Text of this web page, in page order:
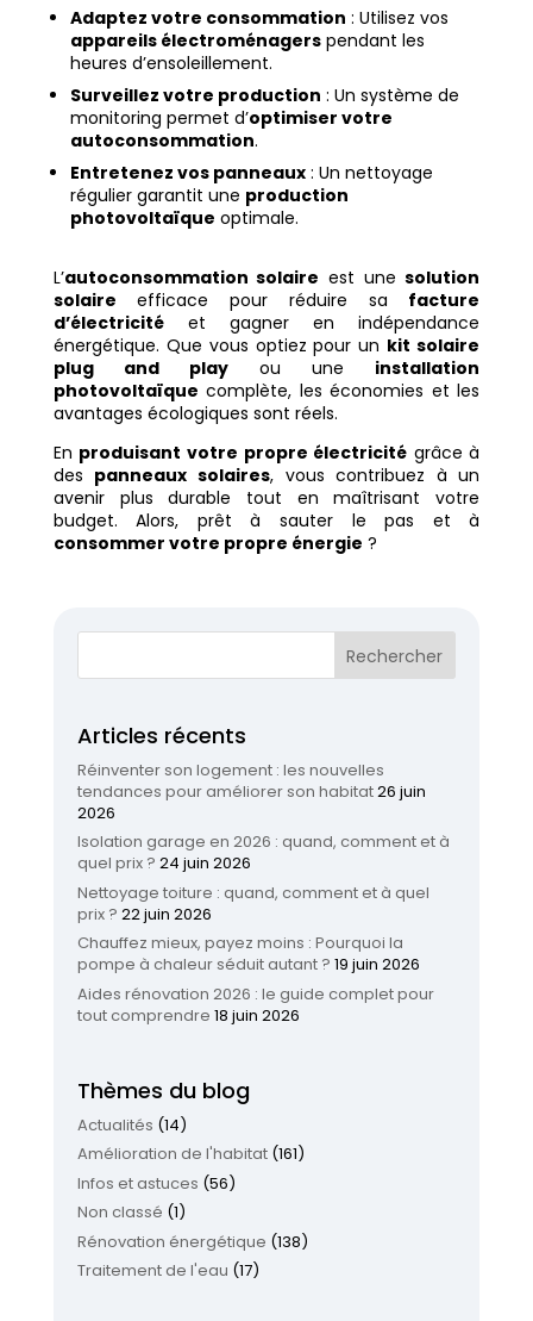
Adaptez votre consommation : Utilisez vos
appareils électroménagerspendant les
heures d’ensoleillement.
Surveillez votre production : Un système de
monitoring permet d’optimiser votre
autoconsommation.
Entretenez vos panneaux: Un nettoyage
régulier garantit une production
photovoltaïque optimale.
L’autoconsommation solaire est unesolution
solaire efficace pour réduire sa facture
d’électricitéet gagner en indépendance
énergétique. Que vous optiez pour un kit solaire
plug and playou une installation
photovoltaïque complète, les économies et les
avantages écologiques sont réels.
En produisant votre propre électricité grâce à
des panneaux solaires, vous contribuez à un
avenir plus durable tout en maîtrisant votre
budget. Alors, prêt à sauter le pas et à
consommer votre propre énergie ?
Articles récents
Réinventer son logement : les nouvelles
tendances pour améliorer son habitat26 juin
2026
Isolation garage en 2026 : quand, comment et à
quel prix ? 24 juin 2026
Nettoyage toiture : quand, comment et à quel
prix ? 22 juin 2026
Chauffez mieux, payez moins : Pourquoi la
pompe à chaleur séduit autant ? 19 juin 2026
Aides rénovation 2026 : le guide complet pour
tout comprendre 18 juin 2026
Thèmes du blog
Actualités (14)
Amélioration de l'habitat(161)
Infos et astuces (56)
Non classé (1)
Rénovation énergétique (138)
Traitement de l'eau (17)